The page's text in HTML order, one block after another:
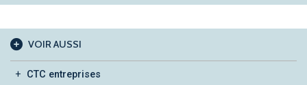
VOIR AUSSI
CTC entreprises